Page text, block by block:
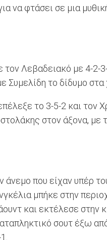
να φτάσει σε μια
Λεβαδειακό με 4-2-
Συμελίδη το δίδυμο
το 3-5-2 και τον
στον άξονα, με
άνεμο που είχαν υπέρ
μπήκε στην
και εκτέλεσε
σουτ έξω